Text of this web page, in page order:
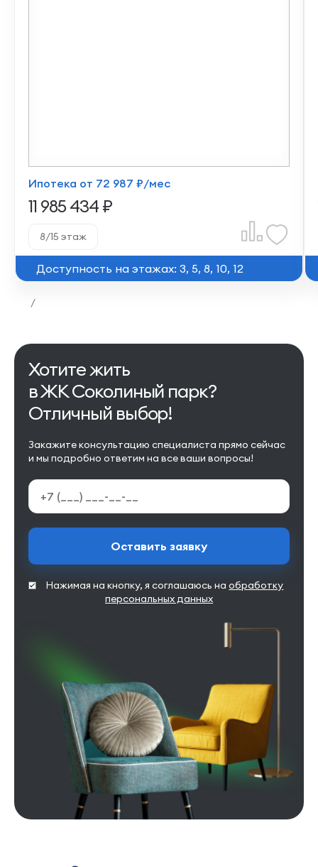
Ипотека от 72 987 ₽/мес
11 985 434 ₽
8/15 этаж
Доступность на этажах: 3, 5, 8, 10, 12
/
Хотите жить
в ЖК Соколиный парк?
Отличный выбор!
Закажите консультацию специалиста прямо сейчас
и мы подробно ответим на все ваши вопросы!
Оставить заявку
Нажимая на кнопку, я соглашаюсь наобработку
персональных данных